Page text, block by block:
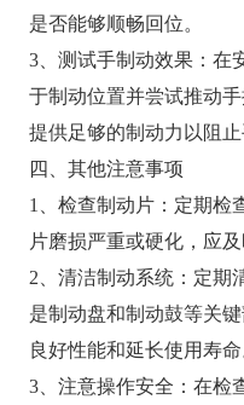
是否能够顺畅回位。
3、测试手制动效果：在
于制动位置并尝试推动
提供足够的制动力以阻止
四、其他注意事项
1、检查制动片：定期检
片磨损严重或硬化，应
2、清洁制动系统：定期
是制动盘和制动鼓等关
良好性能和延长使用寿命
3、注意操作安全：在检